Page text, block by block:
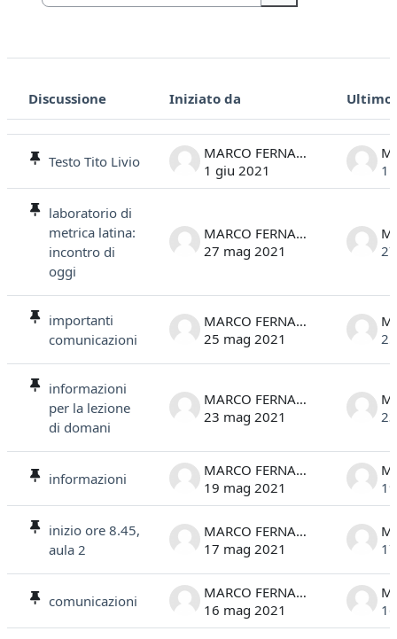
Cerca nei forum
Stato
Discussione Iniziato da
Testo Tito Livio
MARCO FERNANDELLI
1 giu 2021
1
laboratorio di
metrica latina:
incontro di
oggi
MARCO FERNANDELLI
27 mag 2021
importanti
comunicazioni
MARCO FERNANDELLI
25 mag 2021
informazioni
per la lezione
di domani
MARCO FERNANDELLI
23 mag 2021
informazioni
MARCO FERNANDELLI
19 mag 2021
inizio ore 8.45,
aula 2
MARCO FERNANDELLI
17 mag 2021
comunicazioni
MARCO FERNANDELLI
16 mag 2021